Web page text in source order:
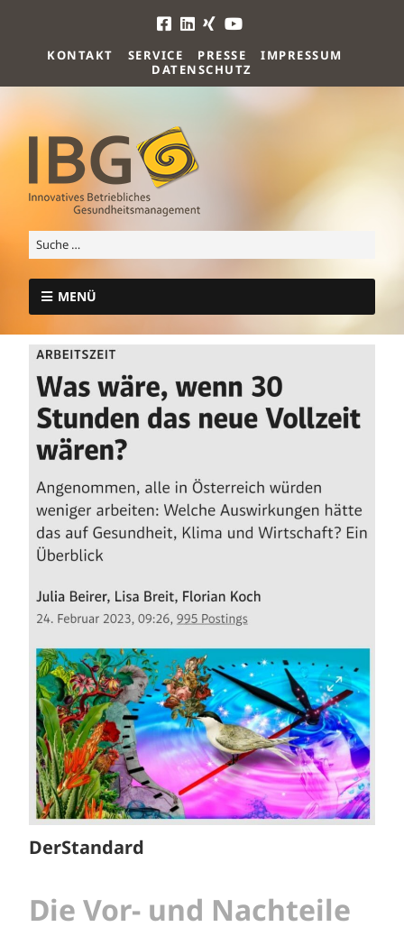
KONTAKT SERVICE PRESSE
IMPRESSUM
DATENSCHUTZ
MENÜ
DerStandard
Die Vor- und Nachteile